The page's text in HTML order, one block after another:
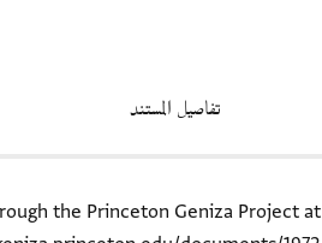
تفاصيل المستند
الاقتباس المرجعي
the Princeton Geniza Project at